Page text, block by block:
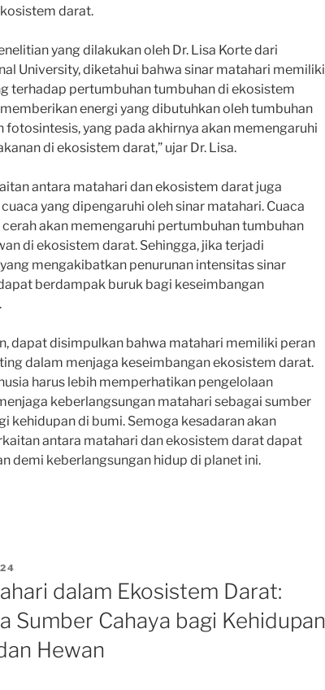
darat.
yang dilakukan oleh Dr. Lisa Korte dari
University, diketahui bahwa sinar matahari memiliki
terhadap pertumbuhan tumbuhan di ekosistem
energi yang dibutuhkan oleh tumbuhan
fotosintesis, yang pada akhirnya akan memengaruhi
di ekosistem darat,” ujar Dr. Lisa.
antara matahari dan ekosistem darat juga
yang dipengaruhi oleh sinar matahari. Cuaca
akan memengaruhi pertumbuhan tumbuhan
di ekosistem darat. Sehingga, jika terjadi
mengakibatkan penurunan intensitas sinar
berdampak buruk bagi keseimbangan
dapat disimpulkan bahwa matahari memiliki peran
dalam menjaga keseimbangan ekosistem darat.
harus lebih memperhatikan pengelolaan
keberlangsungan matahari sebagai sumber
kehidupan di bumi. Semoga kesadaran akan
antara matahari dan ekosistem darat dapat
demi keberlangsungan hidup di planet ini.
dalam Ekosistem Darat:
Sumber Cahaya bagi Kehidupan
Hewan